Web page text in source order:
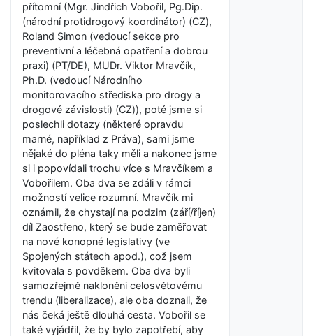
přítomní (Mgr. Jindřich Vobořil, Pg.Dip.
(národní protidrogový koordinátor) (CZ),
Roland Simon (vedoucí sekce pro
preventivní a léčebná opatření a dobrou
praxi) (PT/DE), MUDr. Viktor Mravčík,
Ph.D. (vedoucí Národního
monitorovacího střediska pro drogy a
drogové závislosti) (CZ)), poté jsme si
poslechli dotazy (některé opravdu
marné, například z Práva), sami jsme
nějaké do pléna taky měli a nakonec jsme
si i popovídali trochu více s Mravčíkem a
Vobořilem. Oba dva se zdáli v rámci
možností velice rozumní. Mravčík mi
oznámil, že chystají na podzim (září/říjen)
díl Zaostřeno, který se bude zaměřovat
na nové konopné legislativy (ve
Spojených státech apod.), což jsem
kvitovala s povděkem. Oba dva byli
samozřejmě nakloněni celosvětovému
trendu (liberalizace), ale oba doznali, že
nás čeká ještě dlouhá cesta. Vobořil se
také vyjádřil, že by bylo zapotřebí, aby